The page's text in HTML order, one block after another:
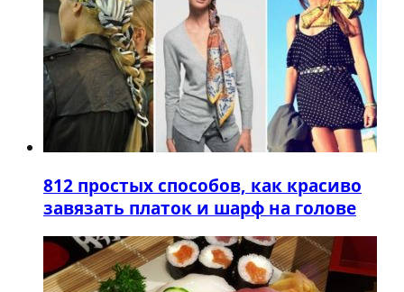
812 простых способов, как красиво
завязать платок и шарф на голове